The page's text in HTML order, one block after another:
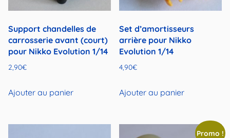
Support chandelles de
carrosserie avant (court)
pour Nikko Evolution 1/14
2,90€
Ajouter au panier
Set d’amortisseurs
arrière pour Nikko
Evolution 1/14
4,90€
Ajouter au panier
Promo !